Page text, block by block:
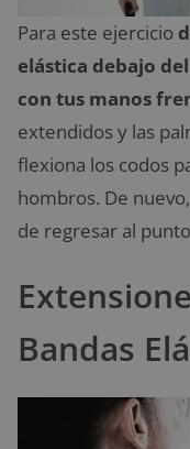
Para este ejercicio
elástica debajo
con tus manos
extendidos y las
flexiona los codos
hombros. De
de regresar al
Bandas